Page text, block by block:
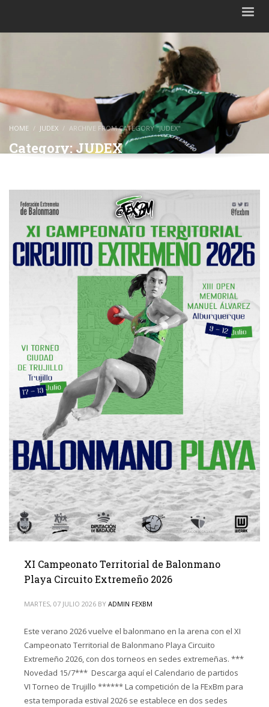
HOME JUDEX ARCHIVE FROM CATEGORY "JUDEX"
Category: JUDEX
XI Campeonato Territorial de Balonmano
Playa Circuito Extremeño 2026
MARTES, 07 JULIO 2026 BY ADMIN FEXBM
Este verano 2026 vuelve el balonmano en la arena con el XI
Campeonato Territorial de Balonmano Playa Circuito
Extremeño 2026, con dos torneos en sedes extremeñas. ***
Novedad 15/7*** Descarga aquí el Calendario de partidos
VI Torneo de Trujillo ****** La competición de la FExBm para
esta temporada estival 2026 se establece en dos sedes